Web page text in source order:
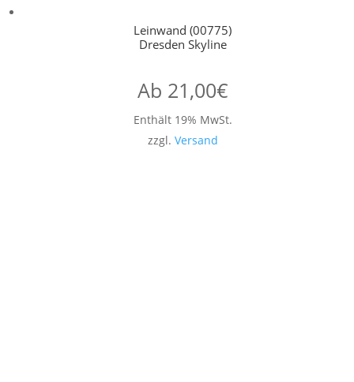
Leinwand (00775)
Dresden Skyline
Ab 21,00€
Enthält 19% MwSt.
zzgl. Versand